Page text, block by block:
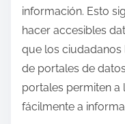
información. Esto
hacer accesibles
que los ciudadanos
de portales de
portales permiten
fácilmente a